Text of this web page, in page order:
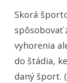
Skorá
spôsobovať
vyhorenia
do štádia,
daný šport. (